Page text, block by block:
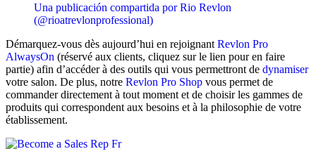
Una publicación compartida por Rio Revlon
(@rioatrevlonprofessional)
Démarquez-vous dès aujourd’hui en rejoignant Revlon Pro
AlwaysOn (réservé aux clients, cliquez sur le lien pour en faire
partie) afin d’accéder à des outils qui vous permettront de dynamiser
votre salon. De plus, notre Revlon Pro Shop vous permet de
commander directement à tout moment et de choisir les gammes de
produits qui correspondent aux besoins et à la philosophie de votre
établissement.